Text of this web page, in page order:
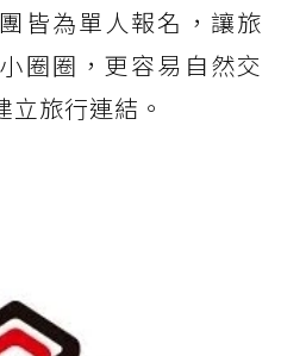
皆為單人報名，讓旅
圈圈，更容易自然交
立旅行連結。